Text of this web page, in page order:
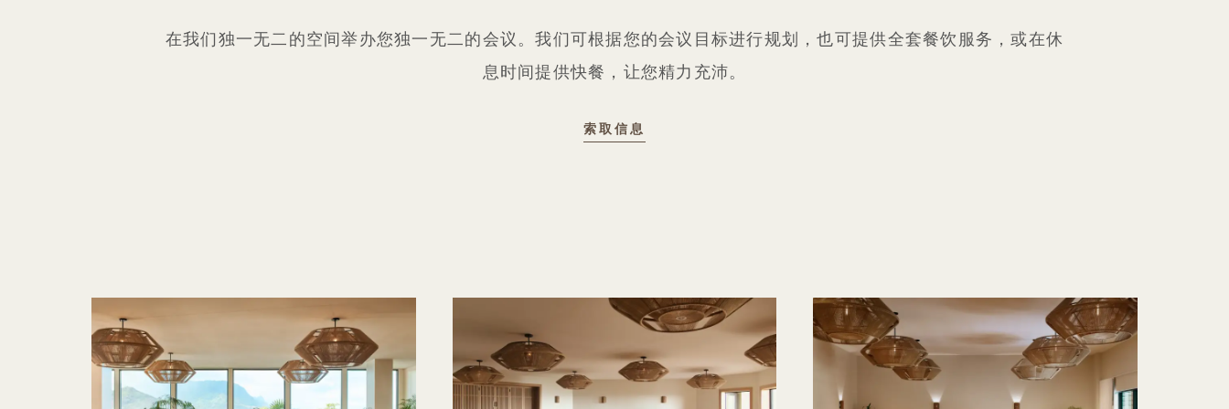
在我们独一无二的空间举办您独一无二的会议。我们可根据您的会议目标进行规划，也可提供全套餐饮服务，或在休
息时间提供快餐，让您精力充沛。
索取信息